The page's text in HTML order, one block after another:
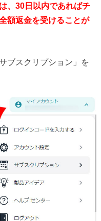
、30日以内であればチ
額返金を受けることが
ブスクリプション」を